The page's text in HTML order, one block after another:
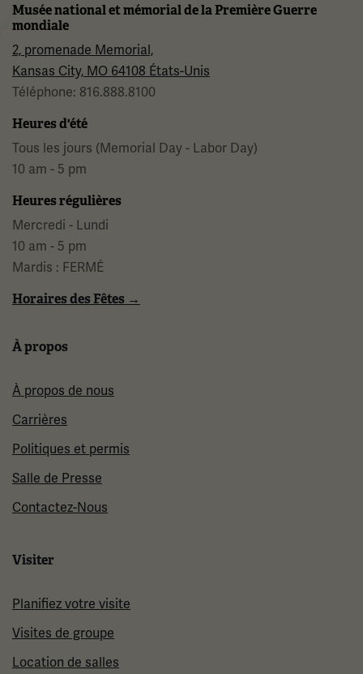
Musée national et mémorial de la Première Guerre
mondiale
2, promenade Memorial,
Kansas City, MO 64108 États-Unis
Téléphone: 816.888.8100
Heures d'été
Tous les jours (Memorial Day - Labor Day)
10 am - 5 pm
Heures régulières
Mercredi - Lundi
10 am - 5 pm
Mardis : FERMÉ
Horaires des Fêtes →
À propos
À propos de nous
Carrières
Politiques et permis
Salle de Presse
Contactez-Nous
Visiter
Planifiez votre visite
Visites de groupe
Location de salles